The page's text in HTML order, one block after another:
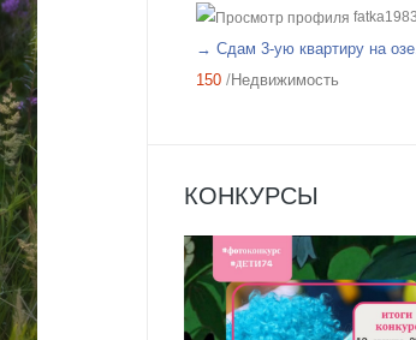
fatka1983
→ Сдам 3-ую квартиру на
150 /Недвижимость
КОНКУРСЫ